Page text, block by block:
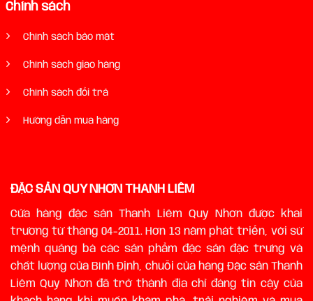
Chính sách
Chính sách bảo mật
Chính sách giao hàng
Chính sách đổi trả
Hướng dẫn mua hàng
ĐẶC SẢN QUY NHƠN THANH LIÊM
Cửa hàng đặc sản Thanh Liêm Quy Nhơn được khai
trương từ tháng 04-2011. Hơn 13 năm phát triển, với sứ
mệnh quảng bá các sản phẩm đặc sản đặc trưng và
chất lượng của Bình Định, chuỗi của hàng Đặc sản Thanh
Liêm Quy Nhơn đã trở thành địa chỉ đáng tin cậy của